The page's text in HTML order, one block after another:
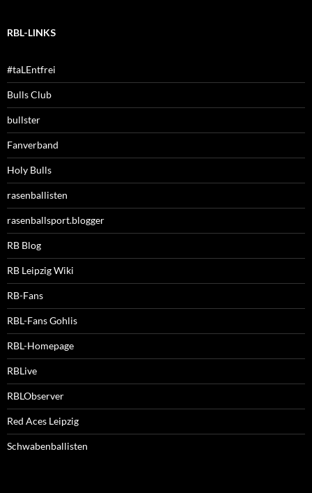
RBL-LINKS
#taLEntfrei
Bulls Club
bullster
Fanverband
Holy Bulls
rasenballisten
rasenballsport.blogger
RB Blog
RB Leipzig Wiki
RB-Fans
RBL-Fans Gohlis
RBL-Homepage
RBLive
RBLObserver
Red Aces Leipzig
Schwabenballisten